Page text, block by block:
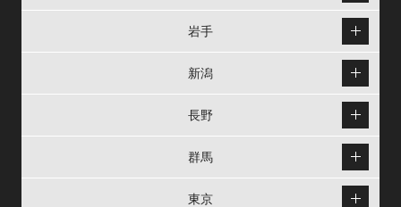
岩手
新潟
長野
群馬
東京